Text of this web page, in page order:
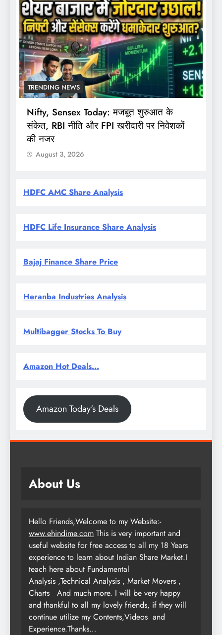
TRENDING NEWS
Nifty, Sensex Today: मजबूत शुरुआत के
संकेत, RBI नीति और FPI खरीदारी पर निवेशकों
की नजर
August 3, 2026
HDFC AMC Share Analysis
HDFC Life Insurance Share Analysis
Bajaj Finance Share Price
Heranba Industries Analysis
Multibagger Stocks To Buy
Amazon Hot Deals...
Amazon Today's Deals
About Us
Hello Friends,Welcome to my Website:-
www.ehindime.com This is very important and
useful website for free access to all my 18 Years
experience to learn about Indian Share Market.I
teach here about Fundamental
Analysis ,Technical Analysis , Market Movers ,
Charts
And much more. I will be very happy
and thankful to all my lovely friends, if they will
continue utilize my Contents,Videos and
Experience.Thanks…